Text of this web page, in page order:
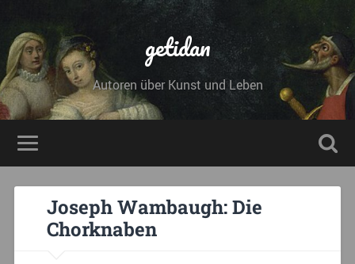
getidan
Autoren über Kunst und Leben
Joseph Wambaugh: Die
Chorknaben